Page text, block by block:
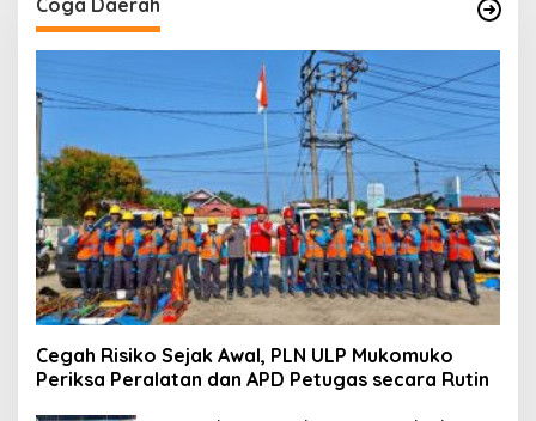
Cegah Risiko Sejak Awal, PLN ULP Mukomuko
Periksa Peralatan dan APD Petugas secara Rutin